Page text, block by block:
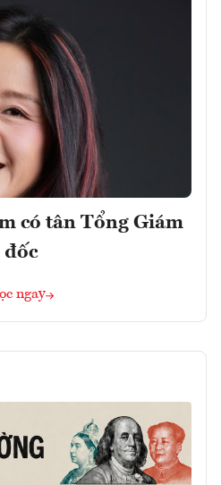
có tân Tổng Giám
đốc
ngay